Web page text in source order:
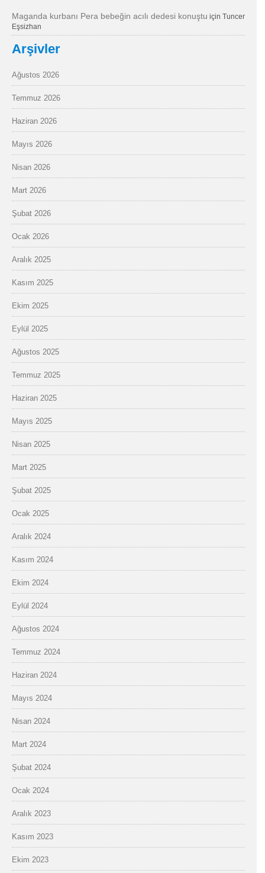
Maganda kurbanı Pera bebeğin acılı dedesi konuştu için Tuncer
Eşsizhan
Arşivler
Ağustos 2026
Temmuz 2026
Haziran 2026
Mayıs 2026
Nisan 2026
Mart 2026
Şubat 2026
Ocak 2026
Aralık 2025
Kasım 2025
Ekim 2025
Eylül 2025
Ağustos 2025
Temmuz 2025
Haziran 2025
Mayıs 2025
Nisan 2025
Mart 2025
Şubat 2025
Ocak 2025
Aralık 2024
Kasım 2024
Ekim 2024
Eylül 2024
Ağustos 2024
Temmuz 2024
Haziran 2024
Mayıs 2024
Nisan 2024
Mart 2024
Şubat 2024
Ocak 2024
Aralık 2023
Kasım 2023
Ekim 2023